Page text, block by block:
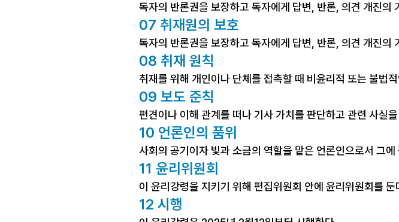
독자의 반론권을 보장하고 독자에게 답변, 반론, 의견 개진의
07 취재원의 보호
독자의 반론권을 보장하고 독자에게 답변, 반론, 의견 개진의
08 취재 원칙
취재를 위해 개인이나 단체를 접촉할 때 비윤리적 또는 불법
09 보도 준칙
편견이나 이해 관계를 떠나 기사 가치를 판단하고 관련 사실
10 언론인의 품위
사회의 공기이자 빛과 소금의 역할을 맡은 언론인으로서 그
11 윤리위원회
이 윤리강령을 지키기 위해 편집위원회 안에 윤리위원회를 둔
12 시행